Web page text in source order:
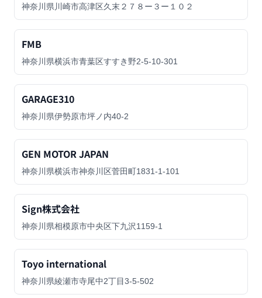
神奈川県川崎市高津区久末２７８ー３ー１０２
FMB
神奈川県横浜市青葉区すすき野2-5-10-301
GARAGE310
神奈川県伊勢原市坪ノ内40-2
GEN MOTOR JAPAN
神奈川県横浜市神奈川区菅田町1831-1-101
Sign株式会社
神奈川県相模原市中央区下九沢1159-1
Toyo international
神奈川県綾瀬市寺尾中2丁目3-5-502